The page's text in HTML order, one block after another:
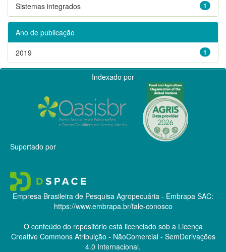
1
Sistemas integrados
Ano de publicação
1
2019
Indexado por
Suportado por
Empresa Brasileira de Pesquisa Agropecuária - Embrapa SAC:
https://www.embrapa.br/fale-conosco
O conteúdo do repositório está licenciado sob a Licença
Creative CommonsAtribuição - NãoComercial - SemDerivações
4.0 Internacional.